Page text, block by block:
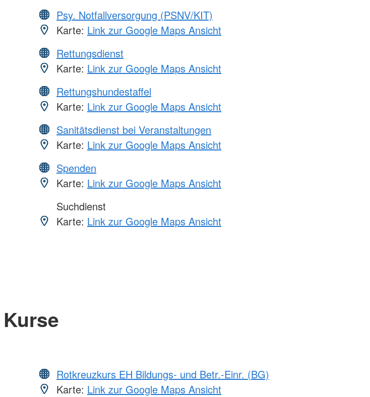
Psy. Notfallversorgung (PSNV/KIT)
Karte: Link zur Google Maps Ansicht
Rettungsdienst
Karte: Link zur Google Maps Ansicht
Rettungshundestaffel
Karte: Link zur Google Maps Ansicht
Sanitätsdienst bei Veranstaltungen
Karte: Link zur Google Maps Ansicht
Spenden
Karte: Link zur Google Maps Ansicht
Suchdienst
Karte: Link zur Google Maps Ansicht
Kurse
Rotkreuzkurs EH Bildungs- und Betr.-Einr. (BG)
Karte: Link zur Google Maps Ansicht